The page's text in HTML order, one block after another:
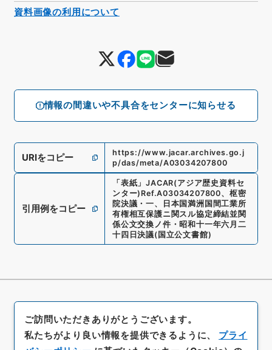
情報の間違いや不具合をセンターに知らせる
URIをコピー
https://www.jacar.archives.go.j
p/das/meta/A03034207800
引用例をコピー
「 表紙 」JACAR(アジア歴史資料セ
ンター) Ref.A03034207800、 枢密
院決議・一、日本国満洲国間工業所
有権相互保護ニ関スル協定締結並関
係公文交換ノ件・昭和十一年六月二
十四日決議( 国立公文書館)
資料画像の利用について
ご訪問いただきありがとうございます。
私たちがより良い情報を提供できるように、 プライ